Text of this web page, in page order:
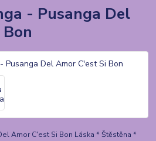
- Pusanga Del
Amor C'est Si Bon Láska * Štěstěna *